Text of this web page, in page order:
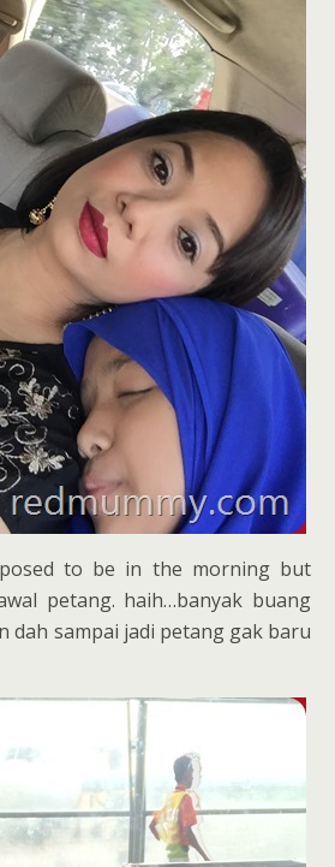
to be in the morning but
petang. haih…banyak buang
dah sampai jadi petang gak baru